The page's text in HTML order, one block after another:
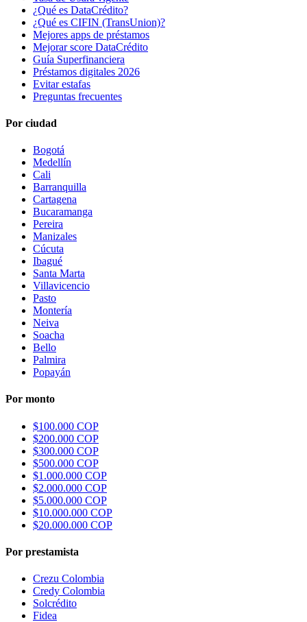
¿Qué es DataCrédito?
¿Qué es CIFIN (TransUnion)?
Mejores apps de préstamos
Mejorar score DataCrédito
Guía Superfinanciera
Préstamos digitales 2026
Evitar estafas
Preguntas frecuentes
Por ciudad
Bogotá
Medellín
Cali
Barranquilla
Cartagena
Bucaramanga
Pereira
Manizales
Cúcuta
Ibagué
Santa Marta
Villavicencio
Pasto
Montería
Neiva
Soacha
Bello
Palmira
Popayán
Por monto
$100.000 COP
$200.000 COP
$300.000 COP
$500.000 COP
$1.000.000 COP
$2.000.000 COP
$5.000.000 COP
$10.000.000 COP
$20.000.000 COP
Por prestamista
Crezu Colombia
Credy Colombia
Solcrédito
Fidea